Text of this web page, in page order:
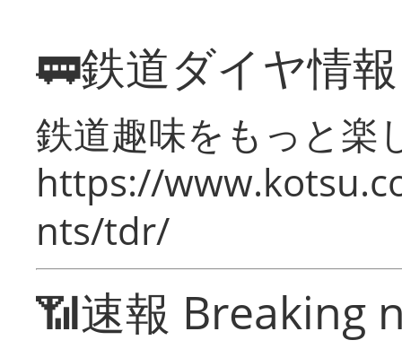
🚃鉄道ダイヤ情
鉄道趣味をもっと楽
https://
nts/tdr/
📶速報 Breaking